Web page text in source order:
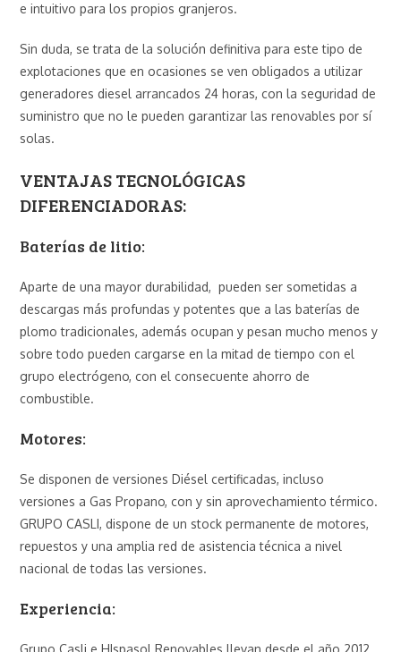
e intuitivo para los propios granjeros.
Sin duda, se trata de la solución definitiva para este tipo de
explotaciones que en ocasiones se ven obligados a utilizar
generadores diesel arrancados 24 horas, con la seguridad de
suministro que no le pueden garantizar las renovables por sí
solas.
VENTAJAS TECNOLÓGICAS
DIFERENCIADORAS:
Baterías de litio:
Aparte de una mayor durabilidad, pueden ser sometidas a
descargas más profundas y potentes que a las baterías de
plomo tradicionales, además ocupan y pesan mucho menos y
sobre todo pueden cargarse en la mitad de tiempo con el
grupo electrógeno, con el consecuente ahorro de
combustible.
Motores:
Se disponen de versiones Diésel certificadas, incluso
versiones a Gas Propano, con y sin aprovechamiento térmico.
GRUPO CASLI, dispone de un stock permanente de motores,
repuestos y una amplia red de asistencia técnica a nivel
nacional de todas las versiones.
Experiencia:
Grupo Casli e HIspasol Renovables llevan desde el año 2012